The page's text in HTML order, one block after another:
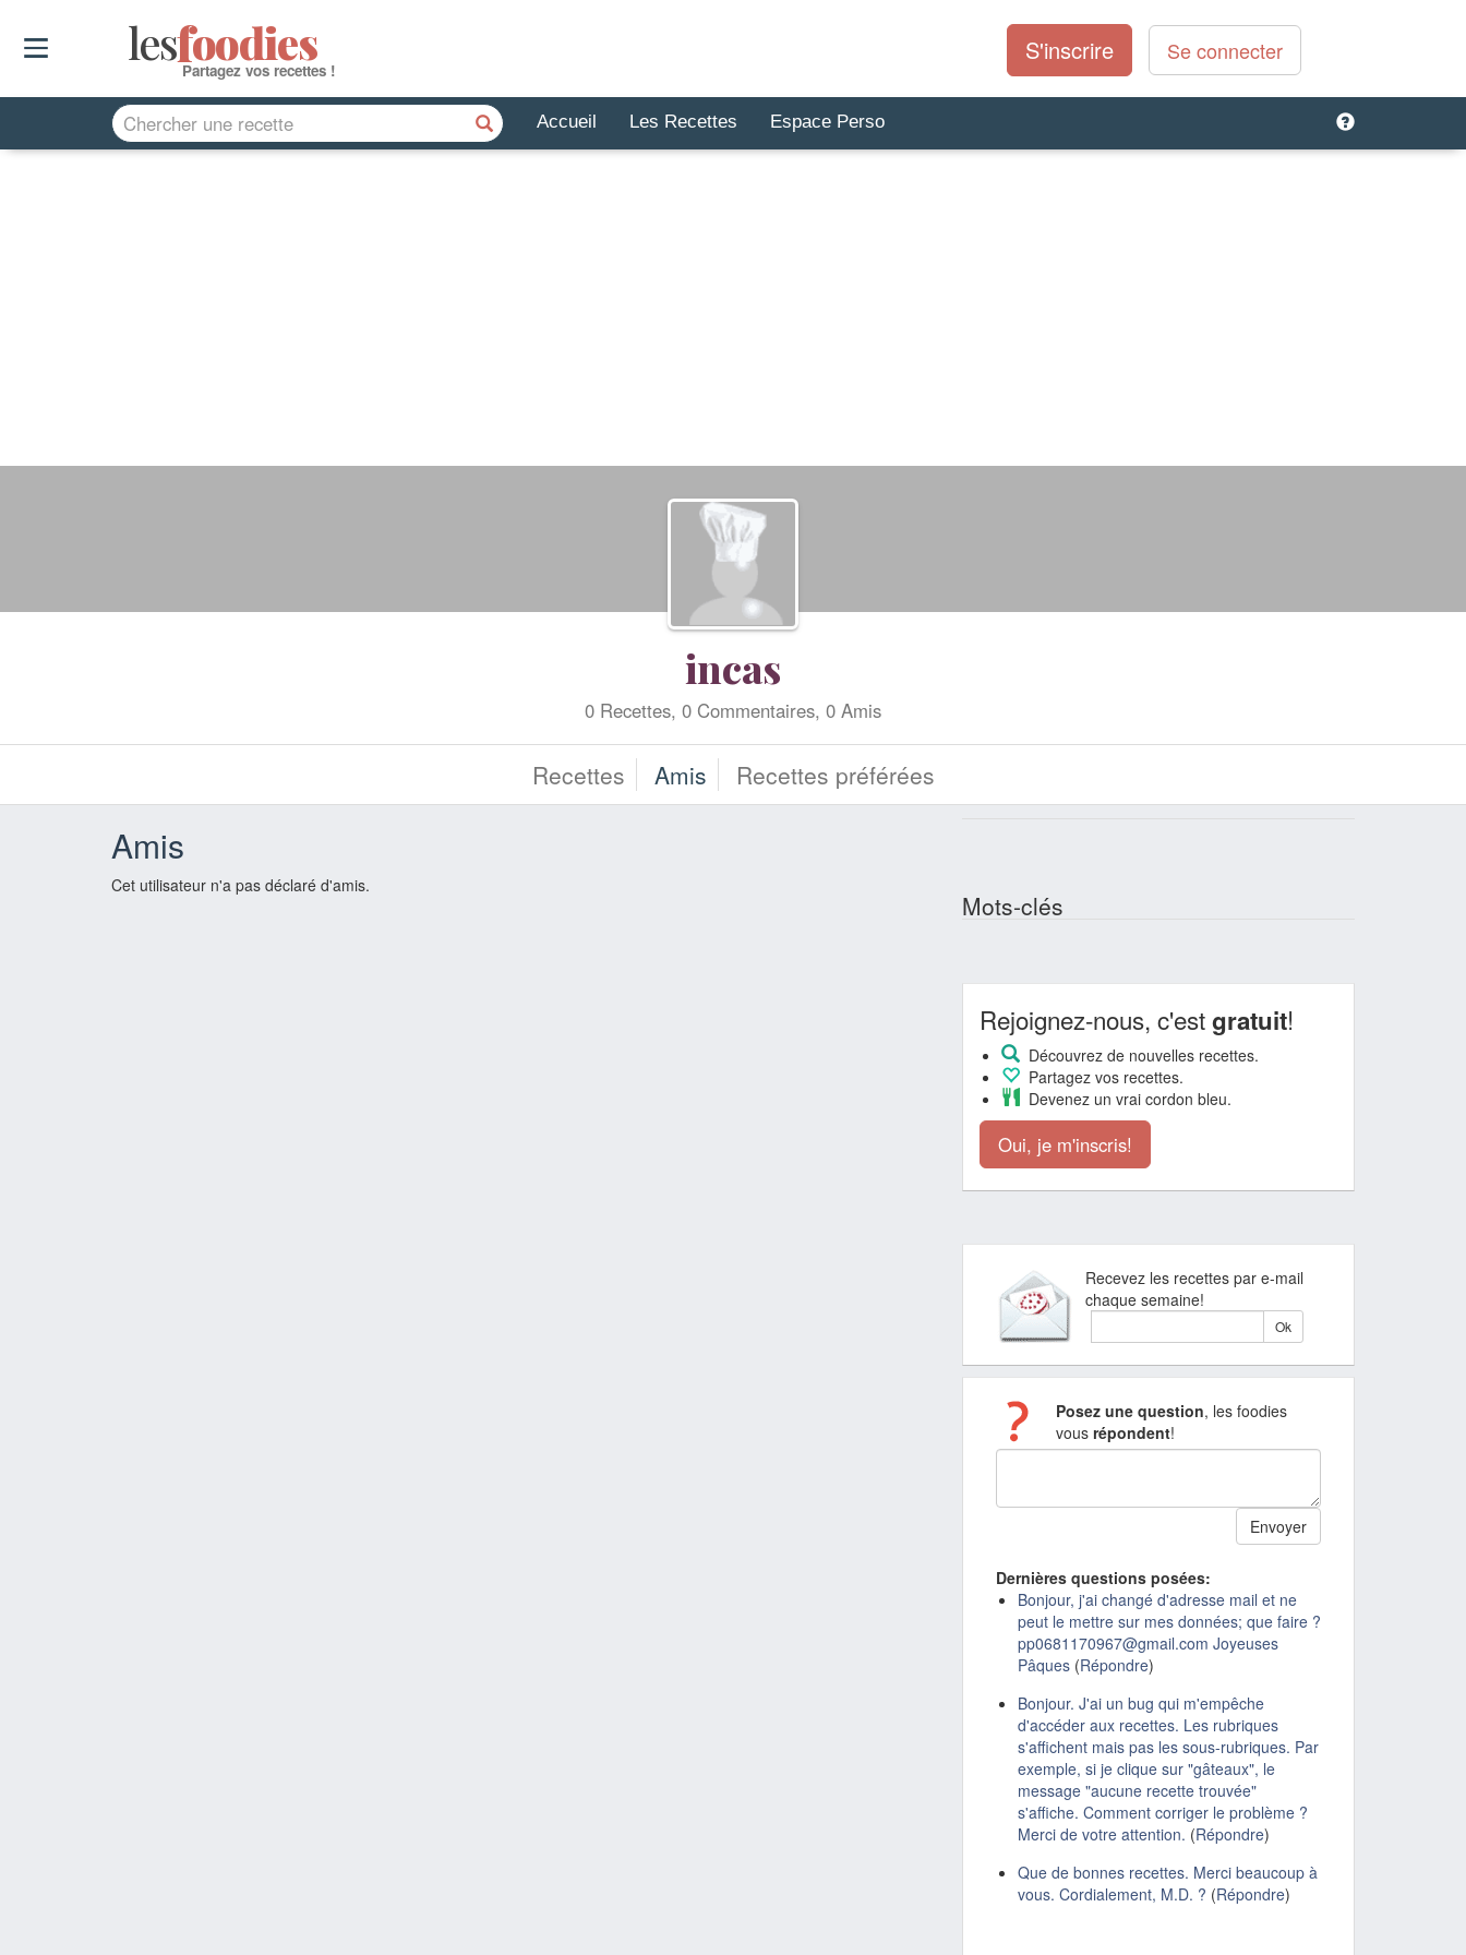
lesfoodies
Partagez vos recettes !
S'inscrire Se connecter
Accueil Les Recettes Espace Perso
incas
0 Recettes, 0 Commentaires, 0 Amis
Recettes Amis Recettes préférées
Amis
Cet utilisateur n'a pas déclaré d'amis.
Mots-clés
Rejoignez-nous, c'estgratuit!
Découvrez de nouvelles recettes.
Partagez vos recettes.
Devenez un vrai cordon bleu.
Oui, je m'inscris!
Recevez les recettes par e-mail
chaque semaine!
Posez une question, les foodies
vous répondent!
Dernières questions posées:
Bonjour, j'ai changé d'adresse mail et ne
peut le mettre sur mes données; que faire ?
pp0681170967@gmail.com Joyeuses
Pâques (Répondre)
Bonjour. J'ai un bug qui m'empêche
d'accéder aux recettes. Les rubriques
s'affichent mais pas les sous-rubriques. Par
exemple, si je clique sur "gâteaux", le
message "aucune recette trouvée"
s'affiche. Comment corriger le problème ?
Merci de votre attention. (Répondre)
Que de bonnes recettes. Merci beaucoup à
vous. Cordialement, M.D. ? (Répondre)